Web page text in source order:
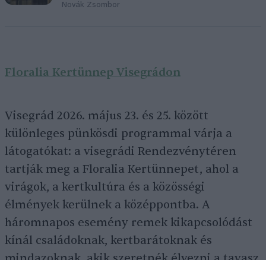
Novák Zsombor
Floralia Kertünnep Visegrádon
Visegrád 2026. május 23. és 25. között
különleges pünkösdi programmal várja a
látogatókat: a visegrádi Rendezvénytéren
tartják meg a Floralia Kertünnepet, ahol a
virágok, a kertkultúra és a közösségi
élmények kerülnek a középpontba. A
háromnapos esemény remek kikapcsolódást
kínál családoknak, kertbarátoknak és